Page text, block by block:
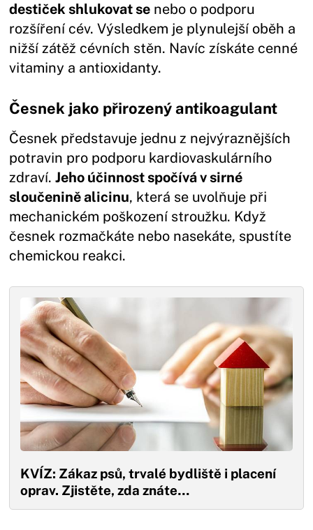
destiček shlukovat se nebo o podporu
rozšíření cév. Výsledkem je plynulejší oběh a
nižší zátěž cévních stěn. Navíc získáte cenné
vitaminy a antioxidanty.
Česnek jako přirozený antikoagulant
Česnek představuje jednu z nejvýraznějších
potravin pro podporu kardiovaskulárního
zdraví.Jeho účinnost spočívá v sirné
sloučenině alicinu, která se uvolňuje při
mechanickém poškození stroužku. Když
česnek rozmačkáte nebo nasekáte, spustíte
chemickou reakci.
KVÍZ: Zákaz psů, trvalé bydliště i placení
oprav. Zjistěte, zda znáte…